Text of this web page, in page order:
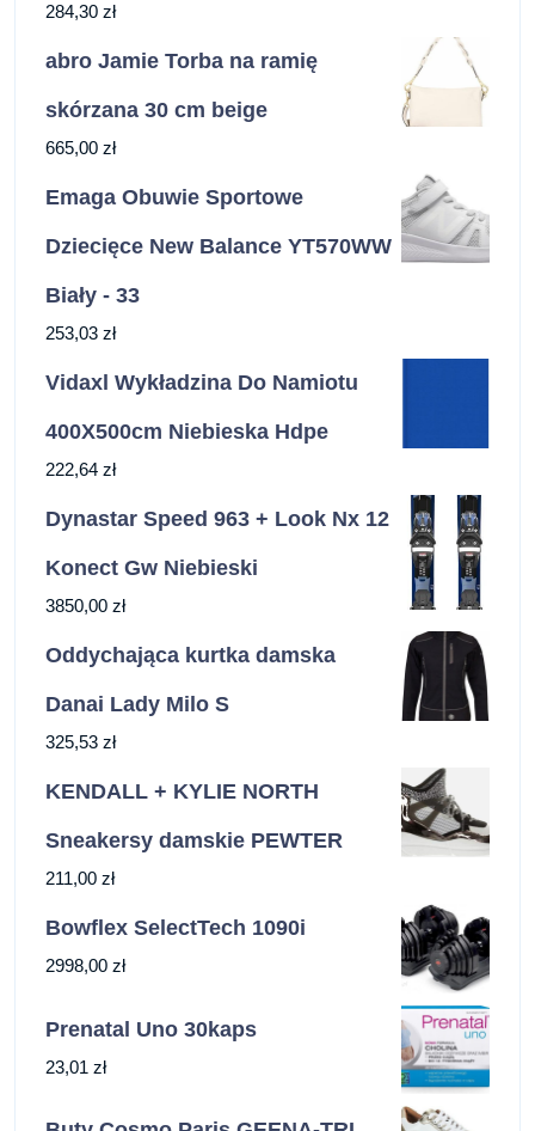
284,30 zł
abro Jamie Torba na ramię
skórzana 30 cm beige
665,00 zł
Emaga Obuwie Sportowe
Dziecięce New Balance YT570WW
Biały - 33
253,03 zł
Vidaxl Wykładzina Do Namiotu
400X500cm Niebieska Hdpe
222,64 zł
Dynastar Speed 963 + Look Nx 12
Konect Gw Niebieski
3850,00 zł
Oddychająca kurtka damska
Danai Lady Milo S
325,53 zł
KENDALL + KYLIE NORTH
Sneakersy damskie PEWTER
211,00 zł
Bowflex SelectTech 1090i
2998,00 zł
Prenatal Uno 30kaps
23,01 zł